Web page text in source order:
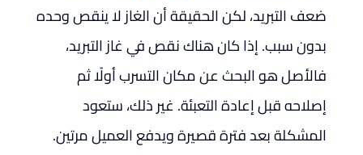
ضعف التبريد، لكن الحقيقة أن الغاز لا ينقص وحده
بدون سبب. إذا كان هناك نقص في غاز التبريد،
فالأصل هو البحث عن مكان التسرب أولًا ثم
إصلاحه قبل إعادة التعبئة. غير ذلك، ستعود
المشكلة بعد فترة قصيرة ويدفع العميل مرتين.